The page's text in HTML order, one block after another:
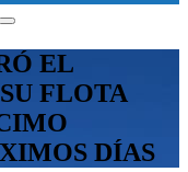
EL
FLOTA
DÍAS